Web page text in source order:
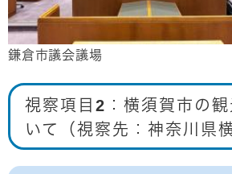
​鎌倉市議会議場
視察項目2：横須賀市の
いて（視察先：神奈川県